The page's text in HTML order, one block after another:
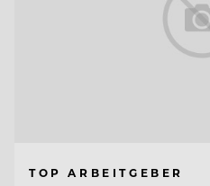
TOP ARBEITGEBER